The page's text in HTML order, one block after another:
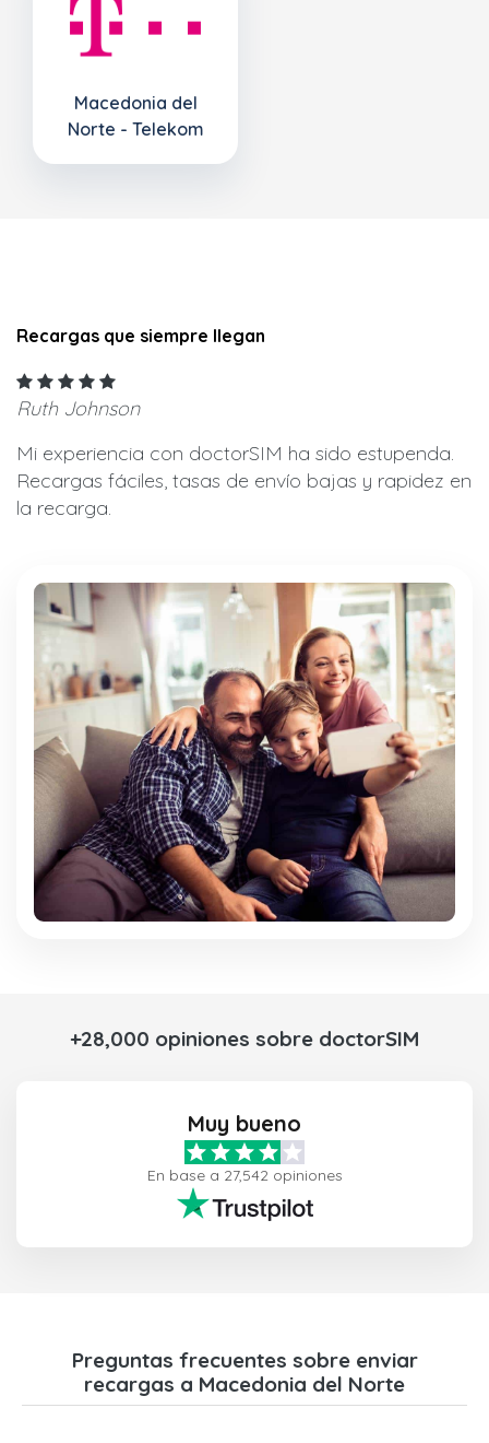
Macedonia del
Norte - Telekom
Recargas que siempre llegan
Ruth Johnson
Mi experiencia con doctorSIM ha sido estupenda.
Recargas fáciles, tasas de envío bajas y rapidez en
la recarga.
+28,000 opiniones sobre doctorSIM
Muy bueno
En base a 27,542 opiniones
Preguntas frecuentes sobre enviar
recargas a Macedonia del Norte